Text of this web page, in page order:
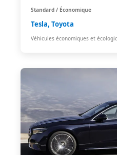
Standard / Économique
Tesla, Toyota
Véhicules économiques et